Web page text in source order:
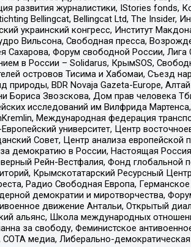
журналистики, IStories
Bellingcat, Bellingcat Ltd, The Insider,
украинский конгресс, Институт
Вильсона, Свободная пресса,
Форум свободной России,
в России – Solidarus, КрымSOS,
островов Тисима и Хабомаи, Съезд
природы, BDR Novaja Gazeta-Europe,
Бориса Звозскова, Дом прав человека
исследований им Вилфрида
Международная федерация
университет, Центр
Совет, Центр анализа
демократию в России, Настоящая
Рейн-Вестфалия, Фонд глобальной
Крымскотатарский Ресурсный
Радио Свободная Европа,
демократии и миротворчества,
движение Антальи, Открытый
альянс, Школа международных
за свободу, Феминистское
медиа, Либерально-